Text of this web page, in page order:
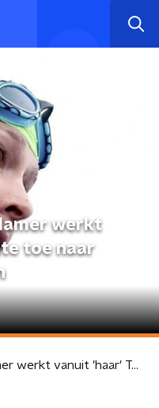
werkt
toe naar
Triatlete Rachel Klamer werkt vanuit 'haar' Twente toe naar Olympische Spelen